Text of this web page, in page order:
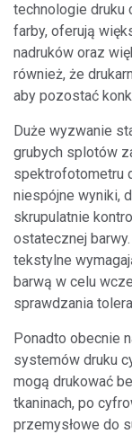
technologie druku
farby, oferują
nadruków oraz
również, że
aby pozostać
Duże wyzwanie
grubych splotów
spektrofotometru
niespójne wyniki,
skrupulatnie
ostatecznej
tekstylne
barwą w celu
sprawdzania
Ponadto obecnie
systemów druku
mogą drukować
tkaninach, po
przemysłowe do